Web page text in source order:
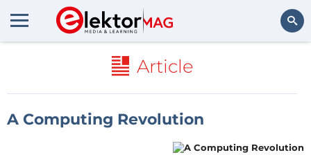
Article
A Computing Revolution